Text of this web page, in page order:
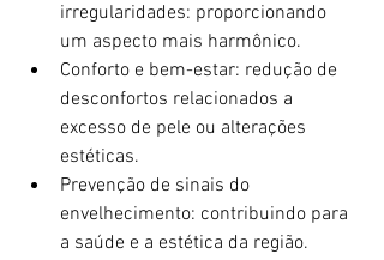
irregularidades: proporcionando
um aspecto mais harmônico.
Conforto e bem-estar: redução de
desconfortos relacionados a
excesso de pele ou alterações
estéticas.
Prevenção de sinais do
envelhecimento: contribuindo para
a saúde e a estética da região.